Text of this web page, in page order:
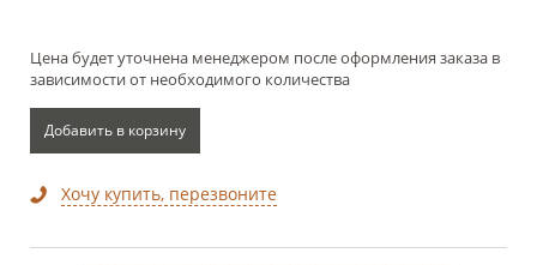
Цена будет уточнена менеджером после оформления заказа в
зависимости от необходимого количества
Добавить в корзину
Хочу купить, перезвоните